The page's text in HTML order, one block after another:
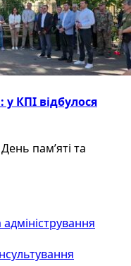
КПІ відбулося
пам’яті та